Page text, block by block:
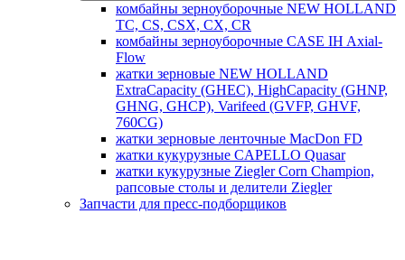
комбайны зерноуборочные NEW HOLLAND
TC, CS, CSX, CX, CR
комбайны зерноуборочные CASE IH Axial-
Flow
жатки зерновые NEW HOLLAND
ExtraCapacity (GHEC), HighCapacity (GHNP,
GHNG, GHCP), Varifeed (GVFP, GHVF,
760CG)
жатки зерновые ленточные MacDon FD
жатки кукурузные CAPELLO Quasar
жатки кукурузные Ziegler Corn Champion,
рапсовые столы и делители Ziegler
Запчасти для пресс-подборщиков